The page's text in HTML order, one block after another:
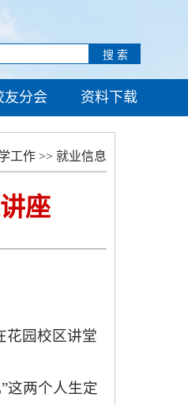
友分会 资料下载
工作 >> 就业信息
座
花园校区讲堂
这两个人生定